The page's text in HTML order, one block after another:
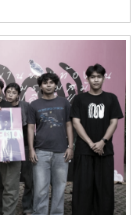
รบรรยายและนำสู่การ
ทุกคนได้ทำ SIPOC ใน
คือ เครื่องมือ
าจากองค์ประกอบหลัก
(ปัจจัยนำเข้า)Process
ภาพการทำงานตั้งแต่
กัน สร้างความเข้าใจที่
าวสู่ความเป็นเลิศInC |
:www.mju.ac.th